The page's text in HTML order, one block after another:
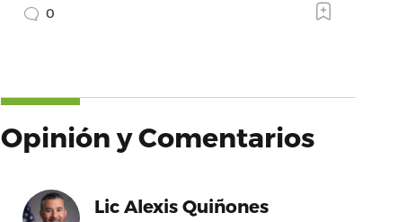
0
Opinión y Comentarios
Lic Alexis Quiñones